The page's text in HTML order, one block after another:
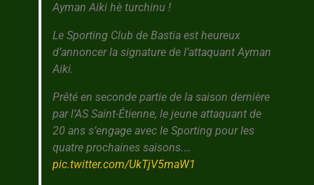
Ayman Aiki hè turchinu !
Le Sporting Club de Bastia est heureux
d’annoncer la signature de l’attaquant Ayman
Aiki.
Prêté en seconde partie de la saison dernière
par l’AS Saint-Étienne, le jeune attaquant de
20 ans s’engage avec le Sporting pour les
quatre prochaines saisons.…
pic.twitter.com/UkTjV5maW1